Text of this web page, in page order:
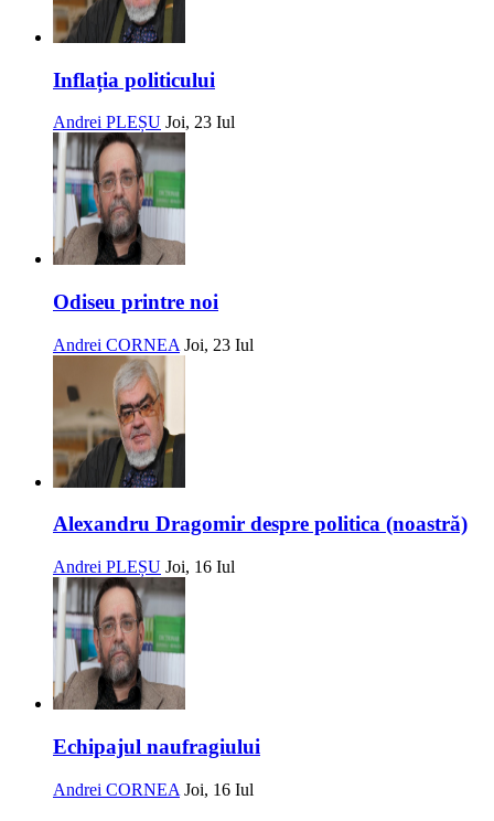
Inflația politicului
Andrei PLEȘU Joi, 23 Iul
Odiseu printre noi
Andrei CORNEA Joi, 23 Iul
Alexandru Dragomir despre politica (noastră)
Andrei PLEȘU Joi, 16 Iul
Echipajul naufragiului
Andrei CORNEA Joi, 16 Iul